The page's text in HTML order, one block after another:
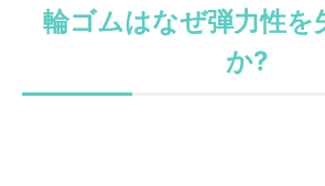
輪ゴムはなぜ弾力性を
か?